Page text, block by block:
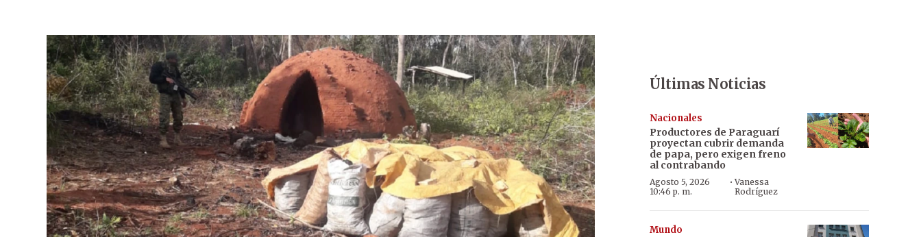
Últimas Noticias
Nacionales
Productores de Paraguarí
proyectan cubrir demanda
de papa, pero exigen freno
al contrabando
Agosto 5, 2026
10:46 p. m.
·Vanessa
Rodríguez
Mundo